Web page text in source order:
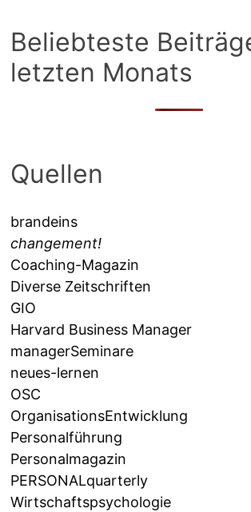
Beliebteste
letzten Monats
Quellen
brandeins
changement!
Coaching-Magazin
Diverse Zeitschriften
GIO
Harvard Business Manager
managerSeminare
neues-lernen
OSC
OrganisationsEntwicklung
Personalführung
Personalmagazin
PERSONALquarterly
Wirtschaftspsychologie